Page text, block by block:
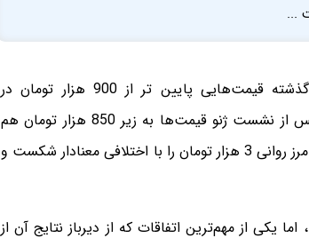
...
بازار قراردادهای آتی سکه بورس کالا در شرایطی هفته گذشته قیمت‌هایی پایین تر از 900 هزار تومان در
سررسیدهای نزدیک را به ثبت رساند که در فاصله دو روز پس از نشست ژنو قیمت‌ها به زیر 850 هزار تومان هم
رسید. این در حالی است که بالاخره هفته گذشته قیمت دلار مرز روانی 3 هزار تومان را با اختلافی معنادار شکست و
یکی از مهم‌ترین اتفاقات که از دیرباز نتایج آن از